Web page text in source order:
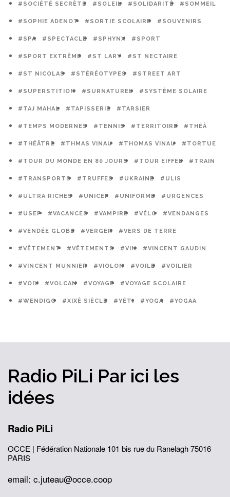
#SOCIÉTÉ SECRÈTE #SOLEIL #SOLIDARITÉ #SOMMEIL
#SOPHIE ADENOT #SORTIE SCOLAIRE #SOUVENIRS
#SPA #SPECTACLE #SPHYNX #SPORT
#SPORT EXTRÊME #ST LARY #ST NECTAIRE
#ST NICOLAS #STÉRÉOTYPES #STREET ART
#SUPERSTITION #SURNATUREL #SYSTÈME SOLAIRE
#TAJ MAHAL #TAPISSERIE #TARSIER
#TEMPS MODERNES #TENNIS #TERRITOIRE #THÉÂ
#THÉÂTRE #THMAS VINAU #THOMAS VINAU #TORTUE
#TOUR DU MONDE EN 80 JOURS #TOUR EIFFEL #TRAIN
#TRANSPORTS #TRUFFES #UKRAINE #ULIS
#ULTRA RICHES #UNICEF #UNIFORME #URGENCES
#USEP #VACANCES #VAMPIRE #VÉLO #VENDANGES
#VENDÉE GLOBE #VERGER #VERS DE TERRE
#VÊTEMENT #VÊTEMENTS #VIN #VINCENT GAUDIN
#VINCENT MUNNIER #VIOLON #VOILE #VOILIER
#VOIX #VOLCAN #VOYAGE #VOYAGE SCOLAIRE
#WENDIGO #XIXÈ SIÈCLE #YÉTI #YOGA #YOGAA
Radio PiLi Par ici les
idées
Radio PiLi
OCCE | Fédération Nationale 101 bis rue du Ranelagh75016
PARIS
email: c.juteau@occe.coop